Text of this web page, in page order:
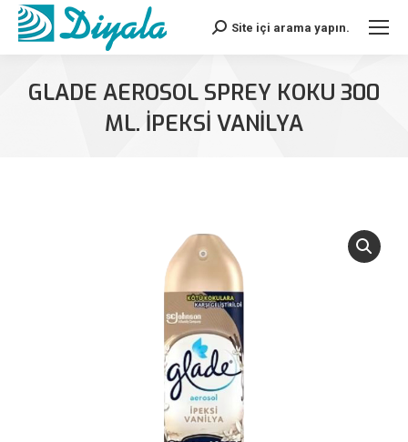
Search:Site içi arama yapın.
GLADE AEROSOL SPREY KOKU 300
ML. İPEKSİ VANİLYA